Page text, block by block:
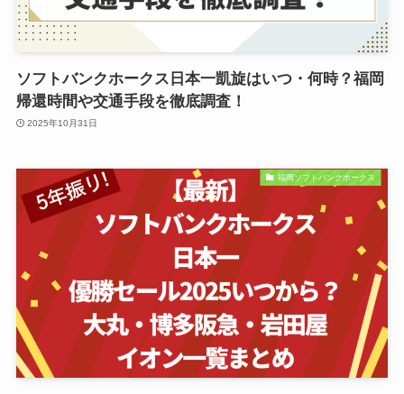
ソフトバンクホークス日本一凱旋はいつ・何時？福岡
帰還時間や交通手段を徹底調査！
2025年10月31日
福岡ソフトバンクホークス